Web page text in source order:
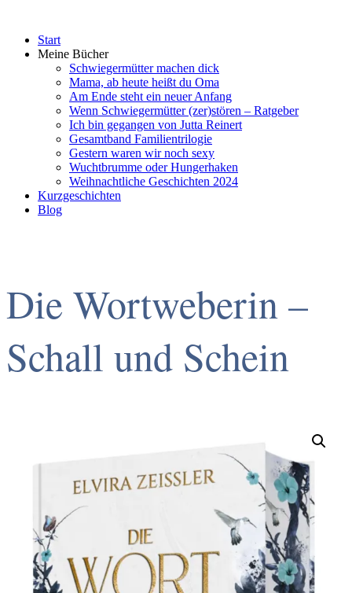
Start
Meine Bücher
Schwiegermütter machen dick
Mama, ab heute heißt du Oma
Am Ende steht ein neuer Anfang
Wenn Schwiegermütter (zer)stören – Ratgeber
Ich bin gegangen von Jutta Reinert
Gesamtband Familientrilogie
Gestern waren wir noch sexy
Wuchtbrumme oder Hungerhaken
Weihnachtliche Geschichten 2024
Kurzgeschichten
Blog
Die Wortweberin –
Schall und Schein